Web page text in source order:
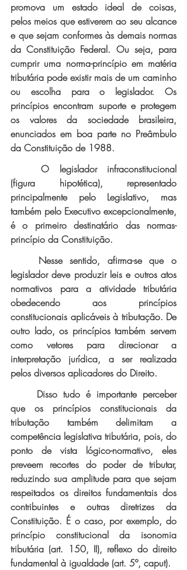
promova um estado ideal de coisas,
pelos meios que estiverem ao seu alcance
e que sejam conformes às demais normas
da Constituição Federal. Ou seja, para
cumprir uma norma-princípio em matéria
tributária pode existir mais de um caminho
ou escolha para o legislador. Os
princípios encontram suporte e protegem
os valores da sociedade brasileira,
enunciados em boa parte no Preâmbulo
da Constituição de 1988.
O legislador infraconstitucional
(figura hipotética), representado
principalmente pelo Legislativo, mas
também pelo Executivo excepcionalmente,
é o primeiro destinatário das normas-
princípio da Constituição.
Nesse sentido, afirma-se que o
legislador deve produzir leis e outros atos
normativos para a atividade tributária
obedecendo aos princípios
constitucionais aplicáveis à tributação. De
outro lado, os princípios também servem
como vetores para direcionar a
interpretação jurídica, a ser realizada
pelos diversos aplicadores do Direito.
Disso tudo é importante perceber
que os princípios constitucionais da
tributação também delimitam a
competência legislativa tributária, pois, do
ponto de vista lógico-normativo, eles
preveem recortes do poder de tributar,
reduzindo sua amplitude para que sejam
respeitados os direitos fundamentais dos
contribuintes e outras diretrizes da
Constituição. É o caso, por exemplo, do
princípio constitucional da isonomia
tributária (art. 150, II), reflexo do direito
fundamental à igualdade (art. 5º, caput).